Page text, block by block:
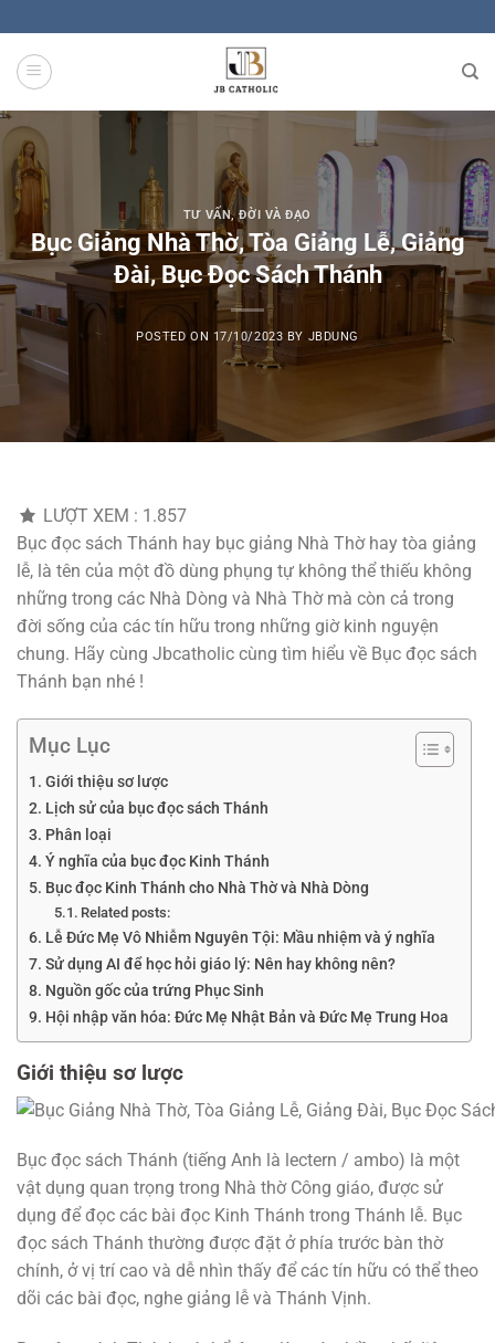
to
content
TƯ VẤN,ĐỜI VÀ ĐẠO
Bục Giảng Nhà Thờ, Tòa Giảng Lễ, Giảng
Đài, Bục Đọc Sách Thánh
POSTED ON 17/10/2023 BY JBDUNG
LƯỢT XEM : 1.857
Bục đọc sách Thánh hay bục giảng Nhà Thờ hay tòa giảng
lễ, là tên của một đồ dùng phụng tự không thể thiếu không
những trong các Nhà Dòng và Nhà Thờ mà còn cả trong
đời sống của các tín hữu trong những giờ kinh nguyện
chung. Hãy cùng Jbcatholic cùng tìm hiểu về Bục đọc sách
Thánh bạn nhé !
Mục Lục
Giới thiệu sơ lược
Lịch sử của bục đọc sách Thánh
Phân loại
Ý nghĩa của bục đọc Kinh Thánh
Bục đọc Kinh Thánh cho Nhà Thờ và Nhà Dòng
Related posts:
Lễ Đức Mẹ Vô Nhiễm Nguyên Tội: Mầu nhiệm và ý nghĩa
Sử dụng AI để học hỏi giáo lý: Nên hay không nên?
Nguồn gốc của trứng Phục Sinh
Hội nhập văn hóa: Đức Mẹ Nhật Bản và Đức Mẹ Trung Hoa
Giới thiệu sơ lược
Bục đọc sách Thánh (tiếng Anh là lectern / ambo) là một
vật dụng quan trọng trong Nhà thờ Công giáo, được sử
dụng để đọc các bài đọc Kinh Thánh trong Thánh lễ. Bục
đọc sách Thánh thường được đặt ở phía trước bàn thờ
chính, ở vị trí cao và dễ nhìn thấy để các tín hữu có thể theo
dõi các bài đọc, nghe giảng lễ và Thánh Vịnh.